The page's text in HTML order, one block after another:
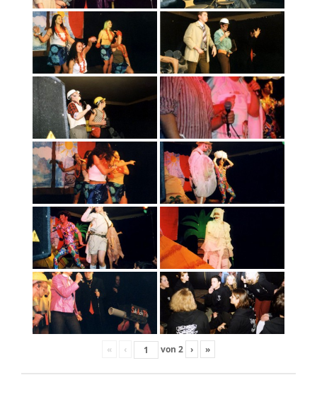
« ‹ von 2 › »